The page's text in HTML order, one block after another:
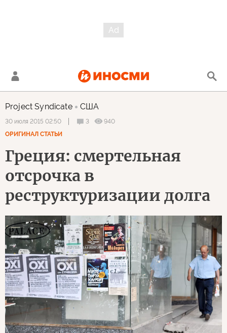
Project Syndicate США
30 июля 2015 02:50 3
940
ОРИГИНАЛ СТАТЬИ
Греция: смертельная
отсрочка в
реструктуризации долга